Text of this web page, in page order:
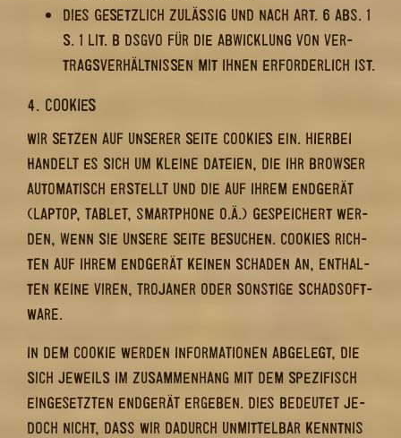
DIES GE­SETZ­LICH ZU­LÄS­SIG UND NACH ART. 6 ABS. 1
S. 1 LIT. B DSGVO FÜR DIE AB­WICK­LUNG VON VER­
TRAGS­VER­HÄLT­NIS­SEN MIT IHNEN ER­FOR­DER­LICH IST.
4. COO­KIES
WIR SET­ZEN AUF UN­SE­RER SEITE COO­KIES EIN. HIER­BEI
HAN­DELT ES SICH UM KLEI­NE DA­TEI­EN, DIE IHR BROW­SER
AU­TO­MA­TISCH ER­STELLT UND DIE AUF IHREM END­GE­RÄT
(LAP­TOP, TA­BLET, SMART­PHO­NE O.Ä.) GE­SPEI­CHERT WER­
DEN, WENN SIE UN­SE­RE SEITE BE­SU­CHEN. COO­KIES RICH­
TEN AUF IHREM END­GE­RÄT KEI­NEN SCHA­DEN AN, ENT­HAL­
TEN KEINE VIREN, TRO­JA­NER ODER SONS­TI­GE SCHAD­SOFT­
WARE.
IN DEM COO­KIE WER­DEN IN­FOR­MA­TIO­NEN AB­GE­LEGT, DIE
SICH JE­WEILS IM ZU­SAM­MEN­HANG MIT DEM SPE­ZI­FISCH
EIN­GE­SETZ­TEN END­GE­RÄT ER­GE­BEN. DIES BE­DEU­TET JE­
DOCH NICHT, DASS WIR DA­DURCH UN­MIT­TEL­BAR KENNT­NIS